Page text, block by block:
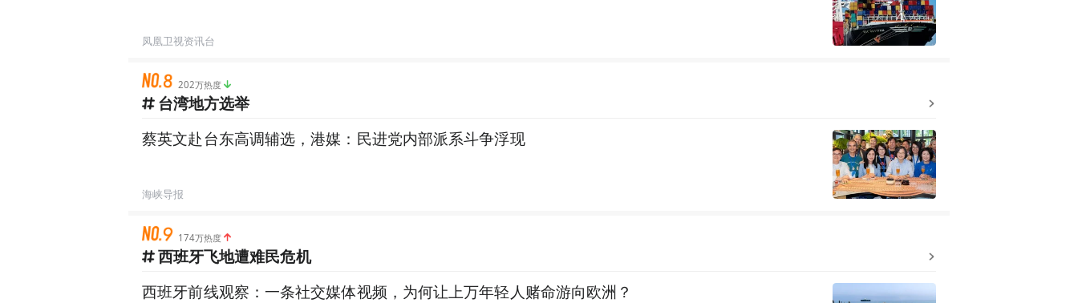
凤凰卫视资讯台
202万热度
台湾地方选举
蔡英文赴台东高调辅选，港媒：民进党内部派系斗争浮现
海峡导报
174万热度
西班牙飞地遭难民危机
西班牙前线观察：一条社交媒体视频，为何让上万年轻人赌命游向欧洲？